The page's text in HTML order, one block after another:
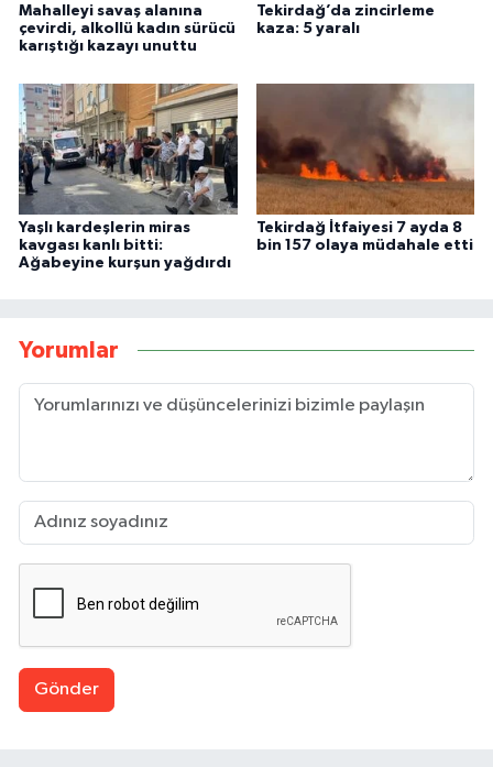
Mahalleyi savaş alanına
çevirdi, alkollü kadın sürücü
karıştığı kazayı unuttu
Tekirdağ’da zincirleme
kaza: 5 yaralı
Yaşlı kardeşlerin miras
kavgası kanlı bitti:
Ağabeyine kurşun yağdırdı
Tekirdağ İtfaiyesi 7 ayda 8
bin 157 olaya müdahale etti
Yorumlar
Gönder